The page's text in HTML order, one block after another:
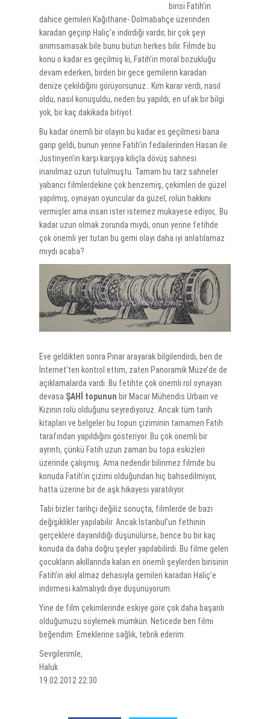
birisi Fatih’in
dahice gemileri Kağıthane- Dolmabahçe üzerinden
karadan geçirip Haliç’e indirdiği vardır, bir çok şeyi
anımsamasak bile bunu bütün herkes bilir. Filmde bu
konu o kadar es geçilmiş ki, Fatih’in moral bozukluğu
devam ederken, birden bir gece gemilerin karadan
denize çekildiğini görüyorsunuz.. Kim karar verdi, nasıl
oldu, nasıl konuşuldu, neden bu yapıldı, en ufak bir bilgi
yok, bir kaç dakikada bitiyot.
Bu kadar önemli bir olayın bu kadar es geçilmesi bana
garip geldi, bunun yerine Fatih’in fedailerinden Hasan ile
Justinyen’in karşı karşıya kılıçla dövüş sahnesi
inanılmaz uzun tutulmuştu. Tamam bu tarz sahneler
yabancı filmlerdekine çok benzemiş, çekimleri de güzel
yapılmış, oynayan oyuncular da güzel, rolün hakkını
vermişler ama insan ister istemez mukayese ediyor,. Bu
kadar uzun olmak zorunda mıydı, onun yerine fetihde
çok önemli yer tutan bu gemi olayı daha iyi anlatılamaz
mıydı acaba?
Eve geldikten sonra Pınar arayarak bilgilendirdi, ben de
İnternet’ten kontrol ettim, zaten Panoramik Müze’de de
açıklamalarda vardı. Bu fetihte çok önemli rol oynayan
devasa ŞAHİ topunun bir Macar Mühendis Urbain ve
Kızının rolü olduğunu seyrediyoruz. Ancak tüm tarih
kitapları ve belgeler bu topun çiziminin tamamen Fatih
tarafından yapıldığını gösteriyor. Bu çok önemli bir
ayrıntı, çünkü Fatih uzun zaman bu topa eskizleri
üzerinde çalışmış. Ama nedendir bilinmez filmde bu
konuda Fatih’in çizimi olduğundan hiç bahsedilmiyor,
hatta üzerine bir de aşk hikayesi yaratılıyor.
Tabi bizler tarihçi değiliz sonuçta, filmlerde de bazı
değişiklikler yapılabilir. Ancak İstanbul’un fethinin
gerçeklere dayanıldığı düşünülürse, bence bu bir kaç
konuda da daha doğru şeyler yapılabilirdi. Bu filme gelen
çocukların akıllarında kalan en önemli şeylerden birisinin
Fatih’in akıl almaz dehasıyla gemileri karadan Haliç’e
indirmesi kalmalıydı diye düşünüyorum.
Yine de film çekimlerinde eskiye göre çok daha başarılı
olduğumuzu söylemek mümkün. Neticede ben filmi
beğendim. Emeklerine sağlık, tebrik ederim.
Sevgilerimle,
Haluk
19.02.2012 22:30